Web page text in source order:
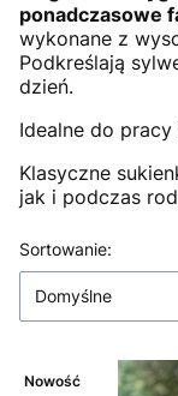
ponadczasowe
wykonane z
Podkreślają
dzień.
Idealne do
Klasyczne
jak i podczas
Lista
Sortowanie:
Domyślne
Nowość